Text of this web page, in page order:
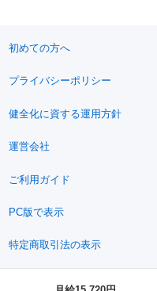
初めての方へ
プライバシーポリシー
健全化に資する運用方針
運営会社
ご利用ガイド
PC版で表示
特定商取引法の表示
© 2011-2026 Jimoty, Inc.